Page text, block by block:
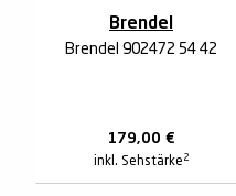
Brendel
Brendel 902472 54 42
179,00 €
inkl. Sehstärke 2